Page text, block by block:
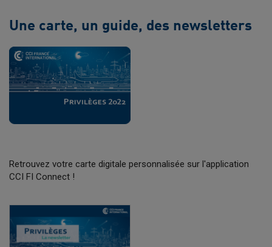
Une carte, un guide, des newsletters
Retrouvez votre carte digitale personnalisée sur l'application
CCI FI Connect !